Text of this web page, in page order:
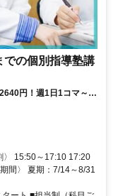
での個別指導塾講
円！週1日1コマ～私
〉 15:50～17:10 17:20
間〉 夏期：7/14～8/31